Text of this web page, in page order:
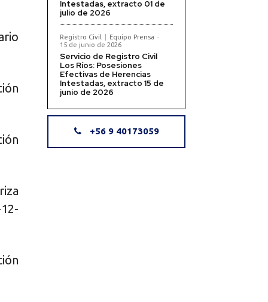
Intestadas, extracto 01 de
julio de 2026
Registro Civil Equipo Prensa -
15 de junio de 2026
Servicio de Registro Civil
Los Ríos: Posesiones
Efectivas de Herencias
Intestadas, extracto 15 de
junio de 2026
+56 9 40173059